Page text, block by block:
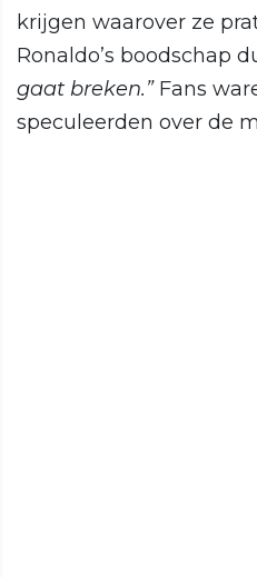
krijgen waarover ze
Ronaldo’s boodschap
gaat breken.”Fans
speculeerden over de